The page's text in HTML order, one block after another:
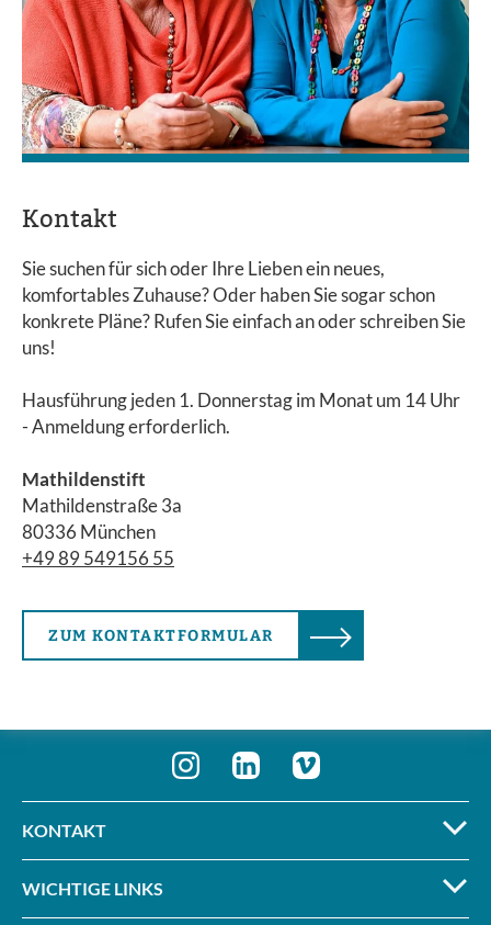
Kontakt
Sie suchen für sich oder Ihre Lieben ein neues,
komfortables Zuhause? Oder haben Sie sogar schon
konkrete Pläne? Rufen Sie einfach an oder schreiben Sie
uns!
Hausführung jeden 1. Donnerstag im Monat um 14 Uhr
- Anmeldung erforderlich.
Mathildenstift
Mathildenstraße 3a
80336 München
+49 89 549156 55
ZUM KONTAKTFORMULAR
KONTAKT
WICHTIGE LINKS